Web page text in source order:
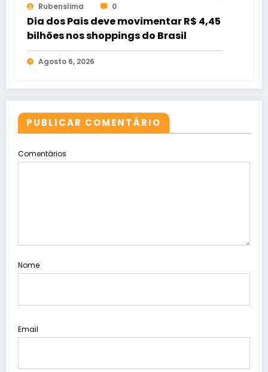
Rubenslima 0
Dia dos Pais deve movimentar R$ 4,45
bilhões nos shoppings do Brasil
Agosto 6, 2026
PUBLICAR COMENTÁRIO
Comentários
Nome
Email